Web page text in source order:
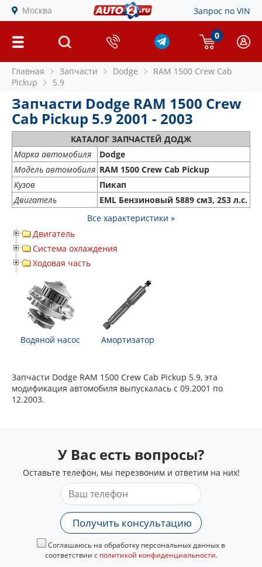
Москва Запрос по VIN
0
Главная Запчасти Dodge
RAM 1500 Crew Cab
Pickup
5.9
Запчасти Dodge RAM 1500 Crew
Cab Pickup 5.9 2001 - 2003
КАТАЛОГ ЗАПЧАСТЕЙ ДОДЖ
Марка автомобиля
Dodge
Модель автомобиля RAM 1500 Crew Cab Pickup
Кузов
Пикап
Двигатель
EML Бензиновый 5889 см3, 253 л.с.
Все характеристики »
Двигатель
Система охлаждения
Ходовая часть
Водяной насос Амортизатор
Запчасти Dodge RAM 1500 Crew Cab Pickup 5.9, эта
модификация автомобиля выпускалась с 09.2001 по
12.2003.
У Вас есть вопросы?
Оставьте телефон, мы перезвоним и ответим на них!
Получить консультацию
Соглашаюсь на обработку персональных данных в
соответствии с политикой конфиденциальности.